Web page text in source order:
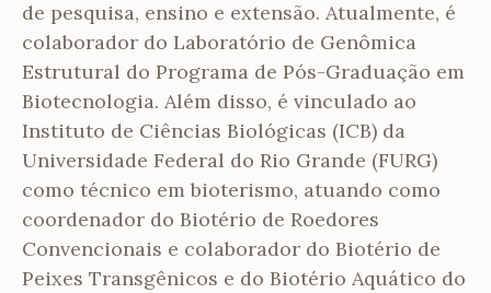
de pesquisa, ensino e extensão. Atualmente, é
colaborador do Laboratório de Genômica
Estrutural do Programa de Pós-Graduação em
Biotecnologia. Além disso, é vinculado ao
Instituto de Ciências Biológicas (ICB) da
Universidade Federal do Rio Grande (FURG)
como técnico em bioterismo, atuando como
coordenador do Biotério de Roedores
Convencionais e colaborador do Biotério de
Peixes Transgênicos e do Biotério Aquático do